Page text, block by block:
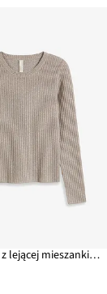
Cienki sweter z lejącej mieszanki wiskozy